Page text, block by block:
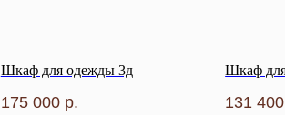
Шкаф для одежды 3д
175 000 р.
Шкаф
131 400